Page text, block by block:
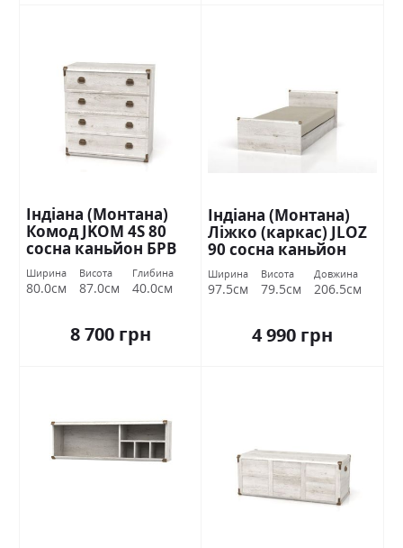
Індіана (Монтана)
Комод JKOM 4S 80
сосна каньйон БРВ
Україна
Ширина
80.0см
Висота
87.0см
Глибина
40.0см
8 700 грн
Індіана (Монтана)
Ліжко (каркас) JLOZ
90 сосна каньйон
БРВ Україна
Ширина
97.5см
Висота
79.5см
Довжина
206.5см
4 990 грн